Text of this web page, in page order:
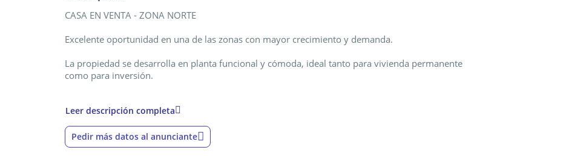
CASA EN VENTA - ZONA NORTE
Excelente oportunidad en una de las zonas con mayor crecimiento y demanda.
La propiedad se desarrolla en planta funcional y cómoda, ideal tanto para vivienda permanente
como para inversión.
2 dormitorios con buena iluminación natural
1 baño completo
Leer descripción completa
Pedir más datos al anunciante